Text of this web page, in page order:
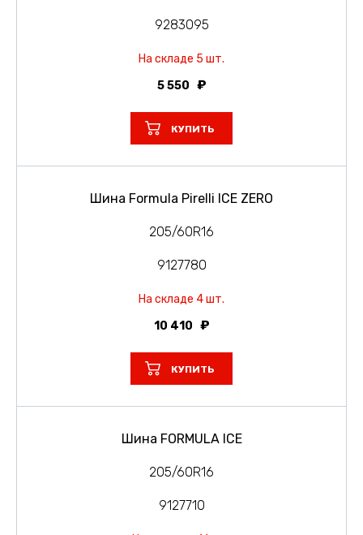
9283095
На складе 5 шт.
5 550
КУПИТЬ
Шина Formula Pirelli ICE ZERO
205/60R16
9127780
На складе 4 шт.
10 410
КУПИТЬ
Шина FORMULA ICE
205/60R16
9127710